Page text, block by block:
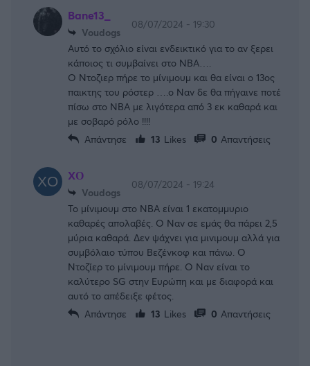
Bane13_
Voudogs
08/07/2024 - 19:30
Αυτό το σχόλιο είναι ενδεικτικό για το αν ξερει
κάποιος τι συμβαίνει στο NBA….
Ο Ντοζιερ πήρε το μίνιμουμ και θα είναι ο 13ος
παικτης του ρόστερ ….ο Ναν δε θα πήγαινε ποτέ
πίσω στο NBA με λιγότερα από 3 εκ καθαρά και
με σοβαρό ρόλο !!!!
Απάντησε
13 Likes 0 Απαντήσεις
XО
Voudogs
08/07/2024 - 19:24
Το μίνιμουμ στο NBA είναι 1 εκατομμυριο
καθαρές απολαβές. Ο Ναν σε εμάς θα πάρει 2,5
μύρια καθαρά. Δεν ψάχνει για μινιμουμ αλλά για
συμβόλαιο τύπου Βεζένκοφ και πάνω. Ο
Ντοζίερ το μίνιμουμ πήρε. Ο Ναν είναι το
καλύτερο SG στην Ευρώπη και με διαφορά και
αυτό το απέδειξε φέτος.
Απάντησε
13 Likes 0 Απαντήσεις